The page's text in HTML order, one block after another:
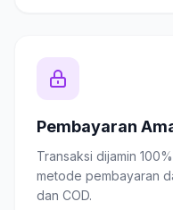
Pembayaran
Transaksi dijamin
metode pembayaran
dan COD.